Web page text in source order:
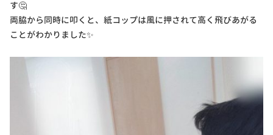
す🤔
両脇から同時に叩くと、紙コップは風に押されて高く飛びあがる
ことがわかりました✨